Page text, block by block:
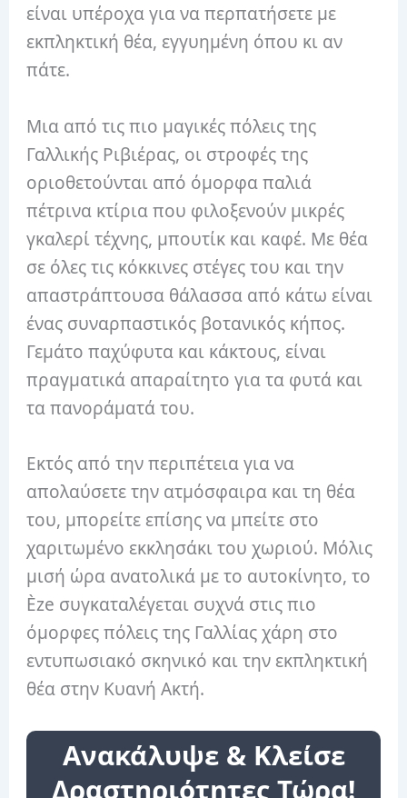
είναι υπέροχα για να περπατήσετε με
εκπληκτική θέα, εγγυημένη όπου κι αν
πάτε.
Μια από τις πιο μαγικές πόλεις της
Γαλλικής Ριβιέρας, οι στροφές της
οριοθετούνται από όμορφα παλιά
πέτρινα κτίρια που φιλοξενούν μικρές
γκαλερί τέχνης, μπουτίκ και καφέ. Με θέα
σε όλες τις κόκκινες στέγες του και την
απαστράπτουσα θάλασσα από κάτω είναι
ένας συναρπαστικός βοτανικός κήπος.
Γεμάτο παχύφυτα και κάκτους, είναι
πραγματικά απαραίτητο για τα φυτά και
τα πανοράματά του.
Εκτός από την περιπέτεια για να
απολαύσετε την ατμόσφαιρα και τη θέα
του, μπορείτε επίσης να μπείτε στο
χαριτωμένο εκκλησάκι του χωριού. Μόλις
μισή ώρα ανατολικά με το αυτοκίνητο, το
Èze συγκαταλέγεται συχνά στις πιο
όμορφες πόλεις της Γαλλίας χάρη στο
εντυπωσιακό σκηνικό και την εκπληκτική
θέα στην Κυανή Ακτή.
Ανακάλυψε & Κλείσε
Δραστηριότητες Τώρα!